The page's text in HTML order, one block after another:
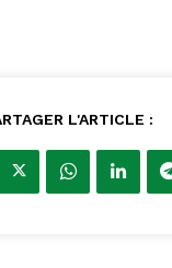
L'ARTICLE :